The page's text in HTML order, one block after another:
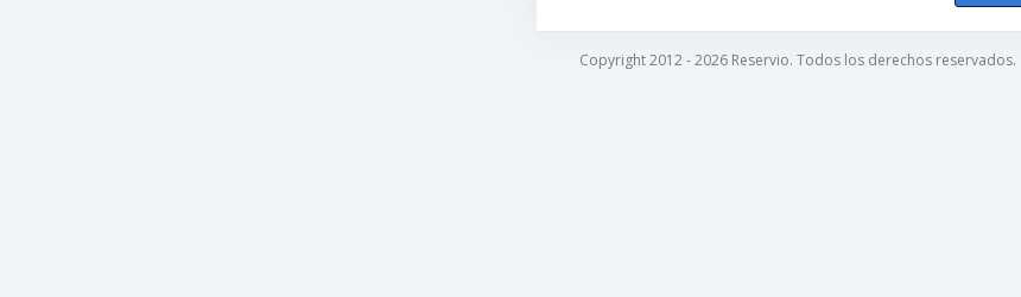
Copyright 2012 - 2026 Reservio. Todos los derechos reservados.